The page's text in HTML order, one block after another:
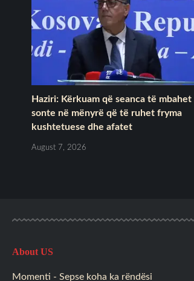
Haziri: Kërkuam që seanca të mbahet
sonte në mënyrë që të ruhet fryma
kushtetuese dhe afatet
August 7, 2026
About US
Momenti - Sepse koha ka rëndësi